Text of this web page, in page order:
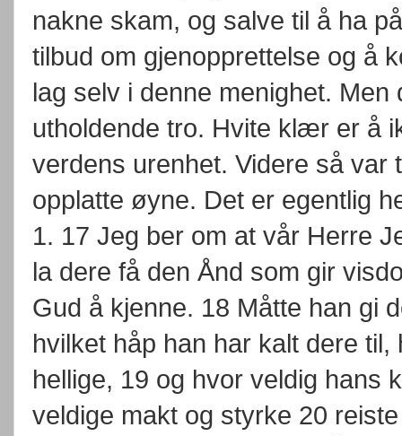
nakne skam, og salve til å ha
tilbud om gjenopprettelse og å
lag selv i denne menighet.
utholdende tro. Hvite klær er å
verdens urenhet. Videre så var
opplatte øyne. Det er egentlig
1. 17 Jeg ber om at vår Herre
la dere få den Ånd som gir
Gud å kjenne. 18 Måtte han gi
hvilket håp han har kalt dere
hellige, 19 og hvor veldig hans
veldige makt og styrke 20